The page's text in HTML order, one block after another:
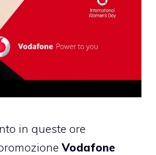
in queste ore
Vodafone